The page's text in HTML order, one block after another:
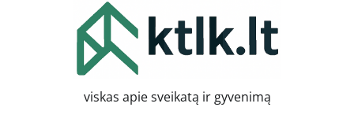
viskas apie sveikatą ir gyvenimą